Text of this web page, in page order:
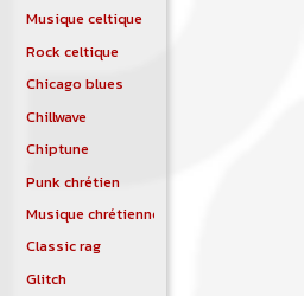
Musique celtique
Rock celtique
Chicago blues
Chillwave
Chiptune
Punk chrétien
Musique chrétienne contemporaine
Classic rag
Glitch